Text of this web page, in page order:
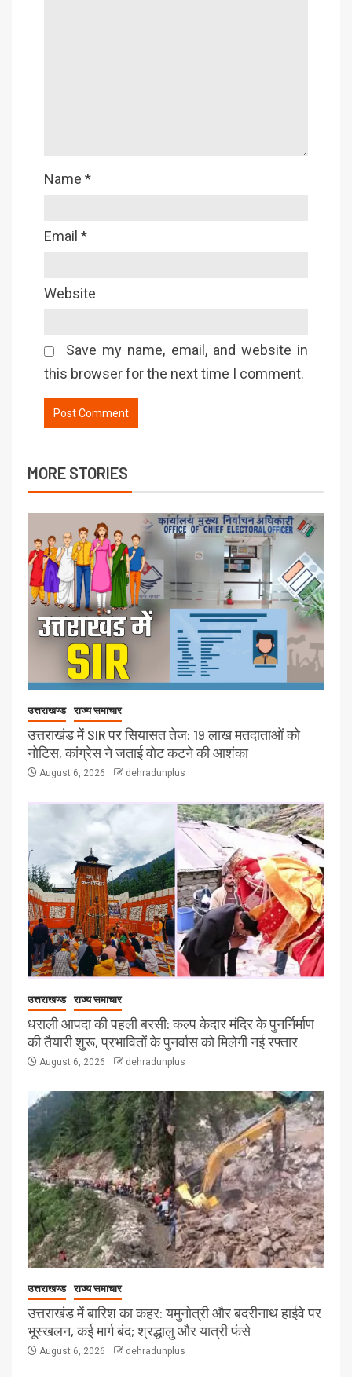
Name *
Email *
Website
Save my name, email, and website in
this browser for the next time I comment.
MORE STORIES
उत्तराखण्ड राज्य समाचार
उत्तराखंड में SIR पर सियासत तेज: 19 लाख मतदाताओं को
नोटिस, कांग्रेस ने जताई वोट कटने की आशंका
August 6, 2026 dehradunplus
उत्तराखण्ड राज्य समाचार
धराली आपदा की पहली बरसी: कल्प केदार मंदिर के पुनर्निर्माण
की तैयारी शुरू, प्रभावितों के पुनर्वास को मिलेगी नई रफ्तार
August 6, 2026 dehradunplus
उत्तराखण्ड राज्य समाचार
उत्तराखंड में बारिश का कहर: यमुनोत्री और बदरीनाथ हाईवे पर
भूस्खलन, कई मार्ग बंद; श्रद्धालु और यात्री फंसे
August 6, 2026 dehradunplus